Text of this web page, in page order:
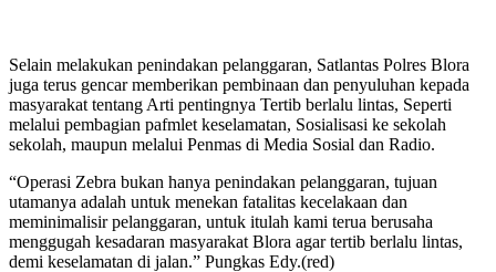
Selain melakukan penindakan pelanggaran, Satlantas Polres Blora
juga terus gencar memberikan pembinaan dan penyuluhan kepada
masyarakat tentang Arti pentingnya Tertib berlalu lintas, Seperti
melalui pembagian pafmlet keselamatan, Sosialisasi ke sekolah
sekolah, maupun melalui Penmas di Media Sosial dan Radio.
“Operasi Zebra bukan hanya penindakan pelanggaran, tujuan
utamanya adalah untuk menekan fatalitas kecelakaan dan
meminimalisir pelanggaran, untuk itulah kami terua berusaha
menggugah kesadaran masyarakat Blora agar tertib berlalu lintas,
demi keselamatan di jalan.” Pungkas Edy.(red)